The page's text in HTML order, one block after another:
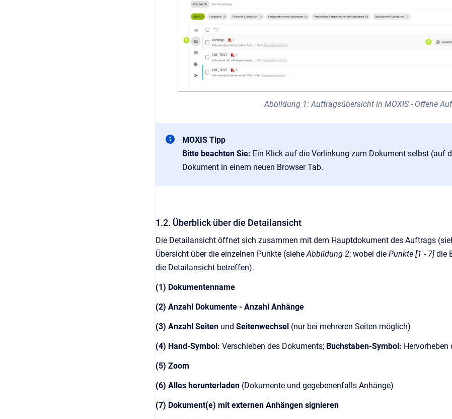
Abbildung 1: Auftragsübersicht in MOXIS - Offene
MOXIS Tipp
Bitte beachten Sie: Ein Klick auf die Verlinkung zum Dokument selbst (auf
Dokument in einem neuen Browser Tab.
1.2. Überblick über die Detailansicht
Die Detailansicht öffnet sich zusammen mit dem Hauptdokument des Auftrags
Übersicht über die einzelnen Punkte (siehe Abbildung 2; wobei die Punkte [1 - 7]die
die Detailansicht betreffen).
(1) Dokumentenname
(2) Anzahl Dokumente - Anzahl Anhänge
(3) Anzahl Seiten und Seitenwechsel (nur bei mehreren Seiten möglich)
(4) Hand-Symbol: Verschieben des Dokuments; Buchstaben-Symbol: Hervorheben
(5) Zoom
(6) Alles herunterladen (Dokumente und gegebenenfalls Anhänge)
(7) Dokument(e) mit externen Anhängen signieren